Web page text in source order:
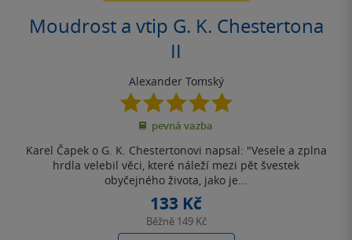
Moudrost a vtip G. K. Chestertona
II
Alexander Tomský
5.0
z
5
pevná vazba
Karel Čapek o G. K. Chestertonovi napsal: "Vesele a zplna
hrdla velebil věci, které náleží mezi pět švestek
obyčejného života, jako je...
133 Kč
Běžně 149 Kč